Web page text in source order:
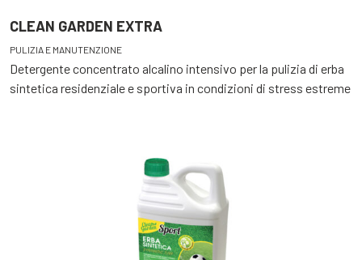
CLEAN GARDEN EXTRA
PULIZIA E MANUTENZIONE
Detergente concentrato alcalino intensivo per la pulizia di erba
sintetica residenziale e sportiva in condizioni di stress estreme